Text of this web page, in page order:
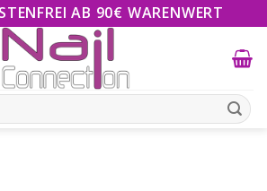
AB 90€ WARENWERT